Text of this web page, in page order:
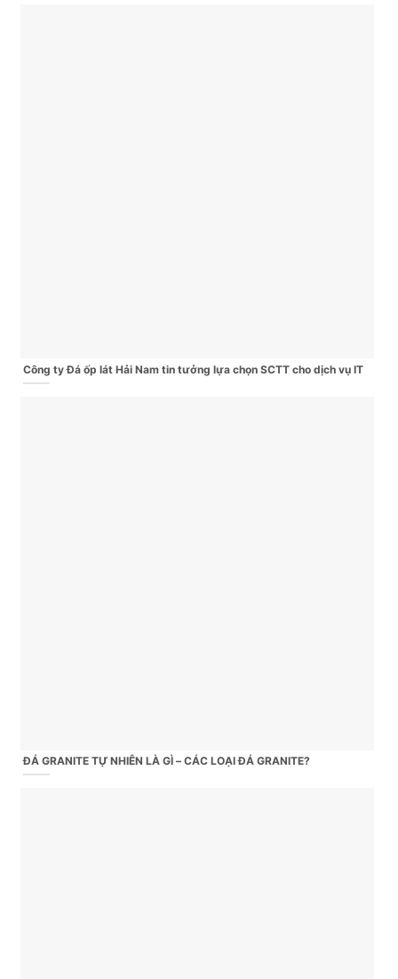
Công ty Đá ốp lát Hải Nam tin tưởng lựa chọn SCTT cho dịch vụ IT
ĐÁ GRANITE TỰ NHIÊN LÀ GÌ – CÁC LOẠI ĐÁ GRANITE?